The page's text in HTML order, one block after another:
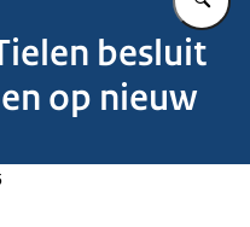
besluit
op nieuw